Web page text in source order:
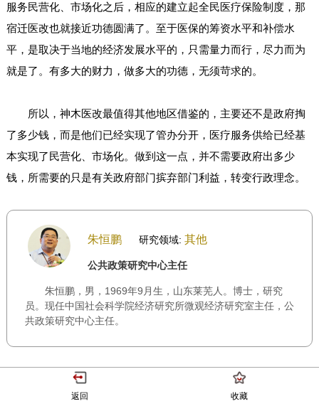
服务民营化、市场化之后，相应的建立起全民医疗保险制度，那
宿迁医改也就接近功德圆满了。至于医保的筹资水平和补偿水
平，是取决于当地的经济发展水平的，只需量力而行，尽力而为
就是了。有多大的财力，做多大的功德，无须苛求的。
所以，神木医改最值得其他地区借鉴的，主要还不是政府掏
了多少钱，而是他们已经实现了管办分开，医疗服务供给已经基
本实现了民营化、市场化。做到这一点，并不需要政府出多少
钱，所需要的只是有关政府部门摈弃部门利益，转变行政理念。
朱恒鹏 研究领域: 其他
公共政策研究中心主任
朱恒鹏，男，1969年9月生，山东莱芜人。博士，研究
员。现任中国社会科学院经济研究所微观经济研究室主任，公
共政策研究中心主任。
返回 收藏